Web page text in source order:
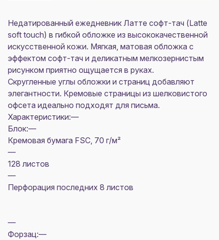
Недатированный ежедневник Латте софт-тач (Latte
soft touch) в гибкой обложке из высококачественной
искусственной кожи. Мягкая, матовая обложка с
эффектом софт-тач и деликатным мелкозернистым
рисунком приятно ощущается в руках.
Скругленные углы обложки и страниц добавляют
элегантности. Кремовые страницы из шелковистого
офсета идеально подходят для письма.
Характеристики:—
Блок:—
Кремовая бумага FSC, 70 г/м²
—
128 листов
—
Перфорация последних 8 листов
—
Форзац:—